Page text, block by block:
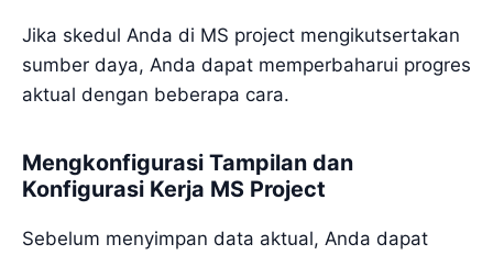
Jika skedul Anda di MS project mengikutsertakan
sumber daya, Anda dapat memperbaharui progres
aktual dengan beberapa cara.
Mengkonfigurasi Tampilan dan
Konfigurasi Kerja MS Project
Sebelum menyimpan data aktual, Anda dapat